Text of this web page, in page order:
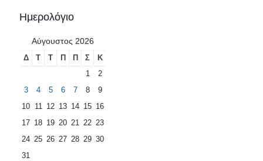
Ημερολόγιο
Αύγουστος 2026
Δ Τ Τ Π Π Σ
Κ
1
2
3
4 5 6 7 8
9
10 11 12 13 14 15 16
17 18 19 20 21 22 23
24 25 26 27 28 29 30
31